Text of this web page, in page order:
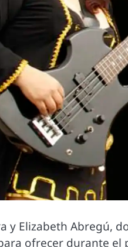
y Elizabeth Abregú,
ofrecer durante el